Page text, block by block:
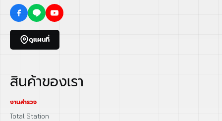
ดูแผนที่
สินค้าของเรา
งานสำรวจ
Total Station